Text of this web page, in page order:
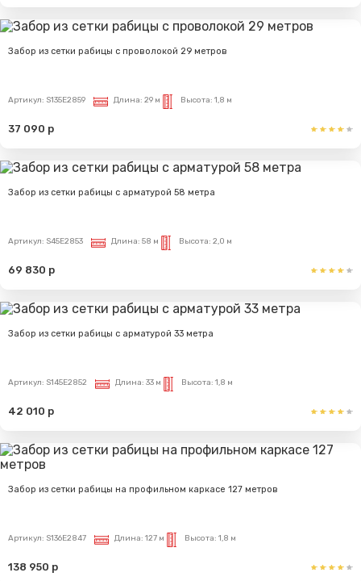
Забор из сетки рабицы с проволокой 29 метров
Артикул: S135E2859 Длина: 29 м Высота: 1,8 м
37 090 р
Забор из сетки рабицы с арматурой 58 метра
Артикул: S45E2853 Длина: 58 м Высота: 2,0 м
69 830 р
Забор из сетки рабицы с арматурой 33 метра
Артикул: S145E2852 Длина: 33 м Высота: 1,8 м
42 010 р
Забор из сетки рабицы на профильном каркасе 127 метров
Артикул: S136E2847 Длина: 127 м Высота: 1,8 м
138 950 р